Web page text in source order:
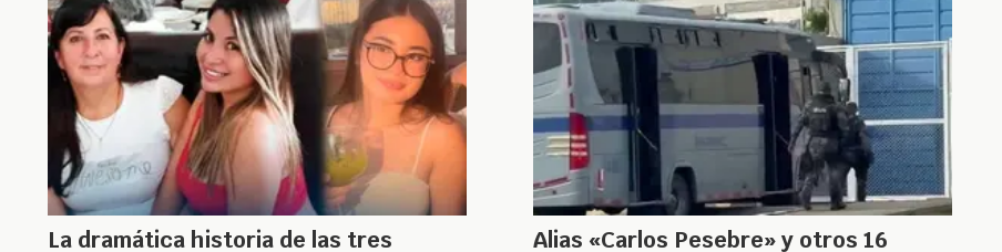
La dramática historia de las tres
Alias «Carlos Pesebre» y otros 16